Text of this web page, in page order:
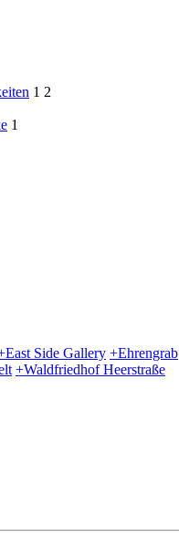
1 2
1
Side Gallery +Ehrengrab
+Waldfriedhof Heerstraße